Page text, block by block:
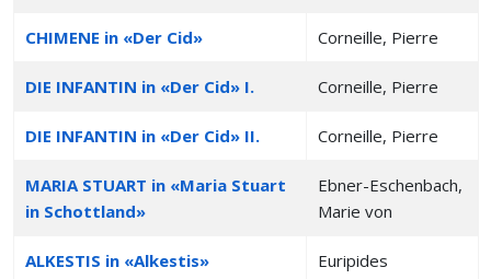
CHIMENE in «Der Cid» Corneille, Pierre
DIE INFANTIN in «Der Cid» I. Corneille, Pierre
DIE INFANTIN in «Der Cid» II. Corneille, Pierre
MARIA STUART in «Maria Stuart
in Schottland»
Ebner-Eschenbach,
Marie von
ALKESTIS in «Alkestis» Euripides